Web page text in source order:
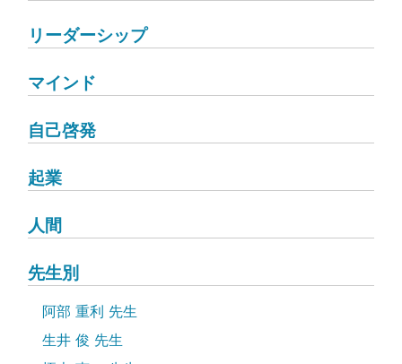
リーダーシップ
マインド
自己啓発
起業
人間
先生別
阿部 重利 先生
生井 俊 先生